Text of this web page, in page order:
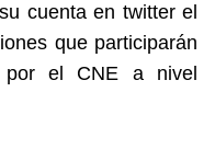
cuenta en twitter el
que participarán
por el CNE a nivel